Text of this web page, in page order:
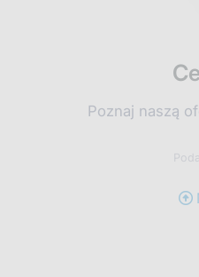
Poznaj naszą